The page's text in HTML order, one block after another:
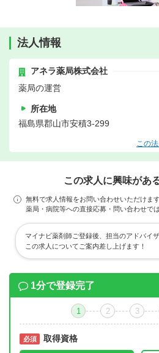
法人情報
アネラ薬局株式会社
薬局の運営
所在地
福島県郡山市安積3-299
この
この求人に興味があ
無料で求人情報をお問い合わせいただけます
薬局・病院等への直接応募・問い合わせで
マイナビ薬剤師ご登録後、担当のアドバイ
この求人についてご案内差し上げます！
1分で登録完了
1 2 3
必須 取得資格